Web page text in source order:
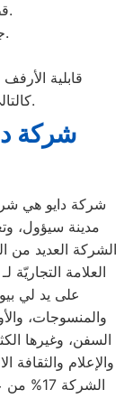
قطع غيار و تكلفة صيانة عالية.
جودة االتبريد تقل في الصيف.
قابلية
كالتالي:قطع غيار و تكلفة صيانة عالية.
شركة
شركة دايو هي
مدينة سيؤول،
الشركة العديد من
على يد لي
والمنسوجات،
السفن، وغيرها
والإعلام والثقافة